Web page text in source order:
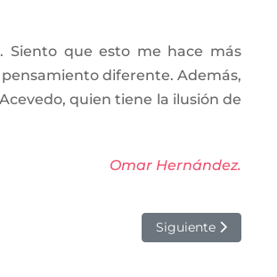
Siento que esto me hace más
diferente. Además,
quien tiene la ilusión de
Omar Hernández.
Siguiente